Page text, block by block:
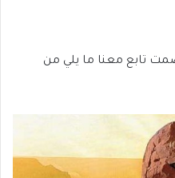
تابع معنا ما يلي من